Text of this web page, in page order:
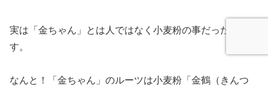
実は「金ちゃん」とは人ではなく小麦粉の事だったので
す。
なんと！「金ちゃん」のルーツは小麦粉「金鶴（きんつ